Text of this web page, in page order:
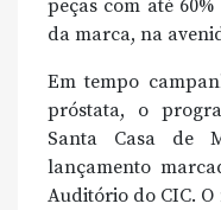
peças com até
da marca, na
Em tempo
próstata, o
Santa Casa de
lançamento
Auditório do CIC.